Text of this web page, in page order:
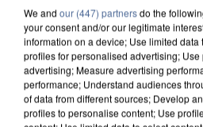
We and our (447) partnersdo the
your consent and/or our legitimate
information on a device; Use limited
profiles for personalised advertising;
advertising; Measure advertising
performance; Understand audiences
of data from different sources; Develop
profiles to personalise content; Use